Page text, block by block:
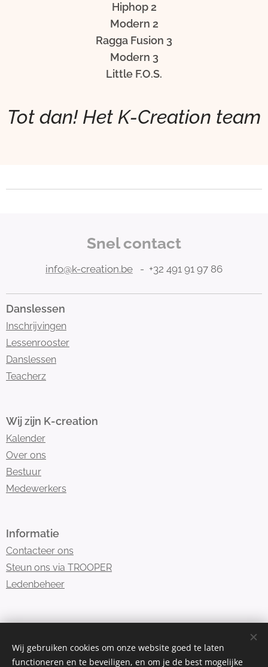
Hiphop 2
Modern 2
Ragga Fusion 3
Modern 3
Little F.O.S.
Tot dan! Het K-Creation team
Snel contact
info@k-creation.be - +32 491 91 97 86
Danslessen
Inschrijvingen
Lessenrooster
Danslessen
Teacherz
Wij zijn K-creation
Kalender
Over ons
Bestuur
Medewerkers
Informatie
Contacteer ons
Steun ons via TROOPER
Ledenbeheer
Danssport Vlaanderen
Wij gebruiken cookies om onze website goed te laten
functioneren en te beveiligen, en om je de best mogelijke